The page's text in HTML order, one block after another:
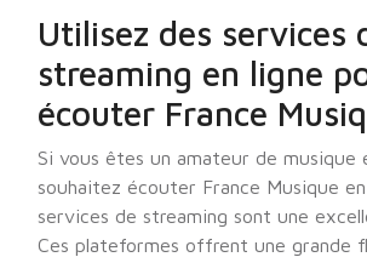
Utilisez des services
streaming en ligne
écouter France
Si vous êtes un amateur de musique
souhaitez écouter France Musique
services de streaming sont une
Ces plateformes offrent une grande